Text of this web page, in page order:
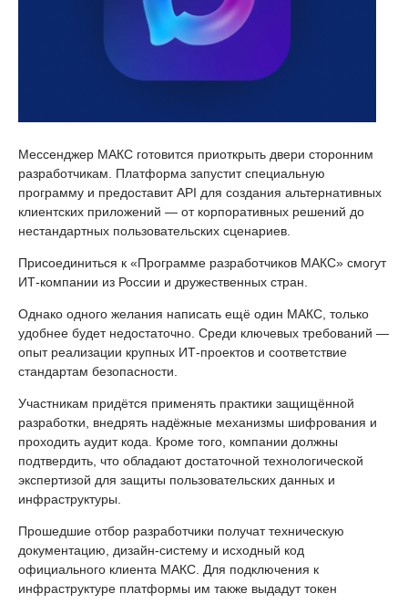
Мессенджер МАКС готовится приоткрыть двери сторонним
разработчикам. Платформа запустит специальную
программу и предоставит API для создания альтернативных
клиентских приложений — от корпоративных решений до
нестандартных пользовательских сценариев.
Присоединиться к «Программе разработчиков МАКС» смогут
ИТ-компании из России и дружественных стран.
Однако одного желания написать ещё один МАКС, только
удобнее будет недостаточно. Среди ключевых требований —
опыт реализации крупных ИТ-проектов и соответствие
стандартам безопасности.
Участникам придётся применять практики защищённой
разработки, внедрять надёжные механизмы шифрования и
проходить аудит кода. Кроме того, компании должны
подтвердить, что обладают достаточной технологической
экспертизой для защиты пользовательских данных и
инфраструктуры.
Прошедшие отбор разработчики получат техническую
документацию, дизайн-систему и исходный код
официального клиента МАКС. Для подключения к
инфраструктуре платформы им также выдадут токен